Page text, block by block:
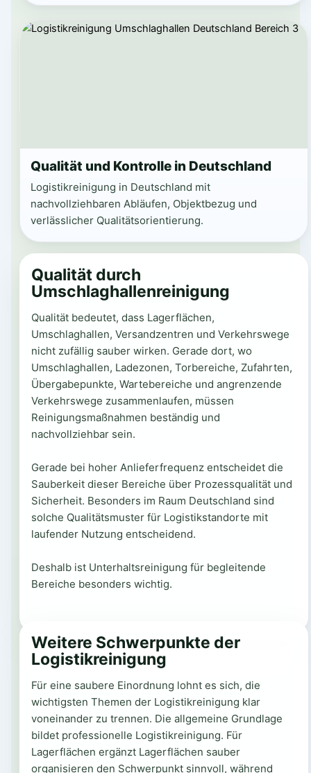
Qualität und Kontrolle in Deutschland
Logistikreinigung in Deutschland mit
nachvollziehbaren Abläufen, Objektbezug und
verlässlicher Qualitätsorientierung.
Qualität durch
Umschlaghallenreinigung
Qualität bedeutet, dass Lagerflächen,
Umschlaghallen, Versandzentren und Verkehrswege
nicht zufällig sauber wirken. Gerade dort, wo
Umschlaghallen, Ladezonen, Torbereiche, Zufahrten,
Übergabepunkte, Wartebereiche und angrenzende
Verkehrswege zusammenlaufen, müssen
Reinigungsmaßnahmen beständig und
nachvollziehbar sein.
Gerade bei hoher Anlieferfrequenz entscheidet die
Sauberkeit dieser Bereiche über Prozessqualität und
Sicherheit. Besonders im Raum Deutschland sind
solche Qualitätsmuster für Logistikstandorte mit
laufender Nutzung entscheidend.
Deshalb ist Unterhaltsreinigung für begleitende
Bereiche besonders wichtig.
Weitere Schwerpunkte der
Logistikreinigung
Für eine saubere Einordnung lohnt es sich, die
wichtigsten Themen der Logistikreinigung klar
voneinander zu trennen. Die allgemeine Grundlage
bildet professionelle Logistikreinigung. Für
Lagerflächen ergänzt Lagerflächen sauber
organisieren den Schwerpunkt sinnvoll, während